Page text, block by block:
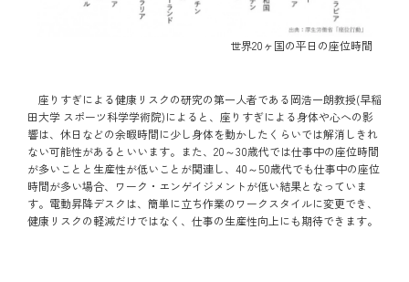
世界20ヶ国の平日の座位時間
座りすぎによる健康リスクの研究の第一人者である岡浩一朗教授(早稲
田大学 スポーツ科学学術院)によると、座りすぎによる身体や心への影
響は、休日などの余暇時間に少し身体を動かしたくらいでは解消しきれ
ない可能性があるといいます。また、20～30歳代では仕事中の座位時間
が多いことと生産性が低いことが関連し、40～50歳代でも仕事中の座位
時間が多い場合、ワーク・エンゲイジメントが低い結果となっていま
す。電動昇降デスクは、簡単に立ち作業のワークスタイルに変更でき、
健康リスクの軽減だけではなく、仕事の生産性向上にも期待できます。